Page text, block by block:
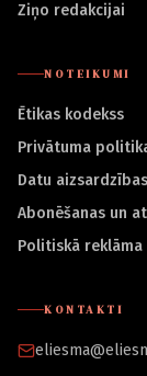
Ziņo redakcijai
NOTEIKUMI
Ētikas kodekss
Privātuma
Datu
Abonēšanas un
Politiskā reklāma
KONTAKTI